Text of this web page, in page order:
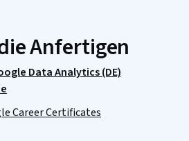
Anfertigen
Data Analytics (DE)
Career Certificates